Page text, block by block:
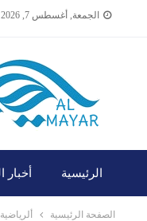
الجمعة, أغسطس 7, 2026
الرئيسية أخبار
الصفحة الرئيسية ألرياضية